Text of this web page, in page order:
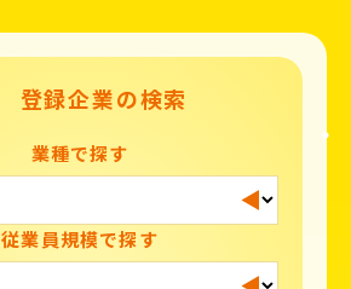
登録企業の検索
業種で探す
従業員規模で探す